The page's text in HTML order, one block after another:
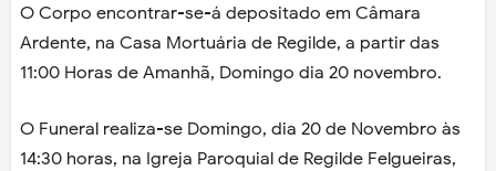
O Corpo encontrar-se-á depositado em Câmara
Ardente, na Casa Mortuária de Regilde, a partir das
11:00 Horas de Amanhã, Domingo dia 20 novembro.
O Funeral realiza-se Domingo, dia 20 de Novembro às
14:30 horas, na Igreja Paroquial de Regilde Felgueiras,